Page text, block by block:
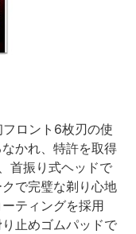
フロント6枚刃の使
かれ、特許を取得
首振り式ヘッドで
で完璧な剃り心地
ティングを採用
止めゴムパッドで